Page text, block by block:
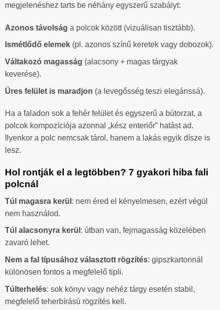
megjelenéshez tarts be néhány egyszerű szabályt:
Azonos távolság a polcok között (vizuálisan tisztább).
Ismétlődő elemek (pl. azonos színű keretek vagy dobozok).
Váltakozó magasság (alacsony + magas tárgyak
keverése).
Üres felület is maradjon (a levegősség teszi elegánssá).
Ha a faladon sok a fehér felület és egyszerű a bútorzat, a
polcok kompozíciója azonnal „kész enteriőr” hatást ad.
Ilyenkor a polc nemcsak tárol, hanem a lakás egyik dísze is
lesz.
Hol rontják el a legtöbben? 7 gyakori hiba fali
polcnál
Túl magasra kerül : nem éred el kényelmesen, ezért végül
nem használod.
Túl alacsonyra kerül : útban van, fejmagasság közelében
zavaró lehet.
Nem a fal típusához választott rögzítés: gipszkartonnál
különösen fontos a megfelelő tipli.
Túlterhelés: sok könyv vagy nehéz tárgy esetén stabil,
megfelelő teherbírású rögzítés kell.